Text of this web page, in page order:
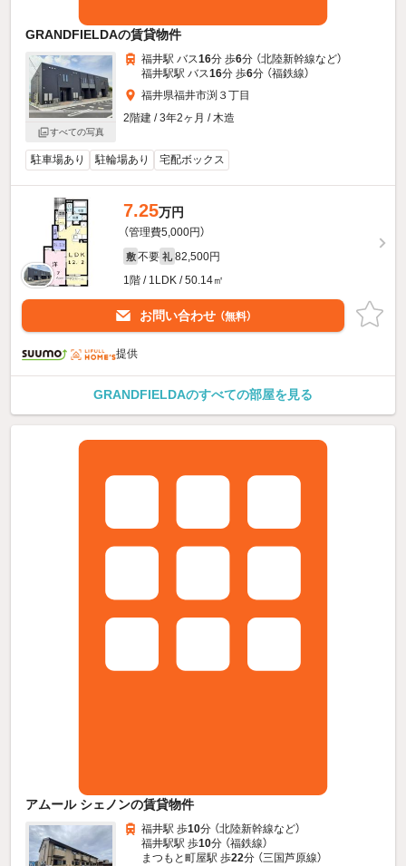
GRANDFIELDAの賃貸物件
すべての写真
福井駅 バス16分 歩6分 （北陸新幹線など）
福井駅駅 バス16分 歩6分 （福鉄線）
福井県福井市渕３丁目
2階建 / 3年2ヶ月 / 木造
駐車場あり 駐輪場あり 宅配ボックス
7.25万円
（管理費5,000円）
敷 不要 礼 82,500円
1階 / 1LDK / 50.14㎡
お問い合わせ （無料）
提供
GRANDFIELDAのすべての部屋を見る
アムール シェノンの賃貸物件
福井駅 歩10分 （北陸新幹線など）
福井駅駅 歩10分 （福鉄線）
まつもと町屋駅 歩22分 （三国芦原線）